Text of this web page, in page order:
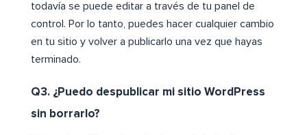
todavía se puede editar a través de tu panel de
control. Por lo tanto, puedes hacer cualquier cambio
en tu sitio y volver a publicarlo una vez que hayas
terminado.
Q3. ¿Puedo despublicar mi sitio WordPress
sin borrarlo?